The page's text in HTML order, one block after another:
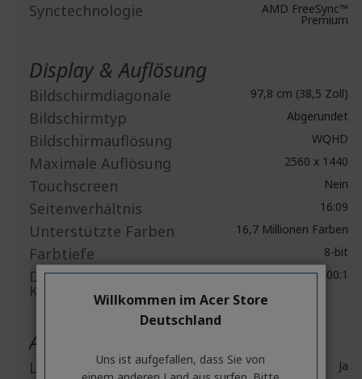
Synctechnologie AMD FreeSync™
Premium
Display & Auflösung
Bildschirmdiagonale 97,8 cm (38,5 Zoll)
Bildschirmtyp Abgerundet
Bildschirmauflösung WQHD
Maximale Auflösung 2560 x 1440
Touchscreen Nein
Seitenverhältnis 16:09
Unterstützte Farben 16,7 Millionen Farben
Farbtiefe 8-bit
Dynamisches
Kontrastverhältnis
100,000,000:1
Audio
Lautsprecher Ja
Willkommen im Acer Store
Deutschland
Uns ist aufgefallen, dass Sie von